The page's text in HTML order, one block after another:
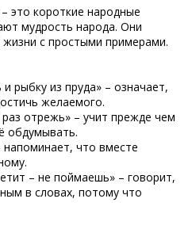
– это короткие народные
мудрость народа. Они
с простыми примерами.
рыбку из пруда» – означает,
желаемого.
отрежь» – учит прежде чем
обдумывать.
что вместе
– не поймаешь» – говорит,
в словах, потому что